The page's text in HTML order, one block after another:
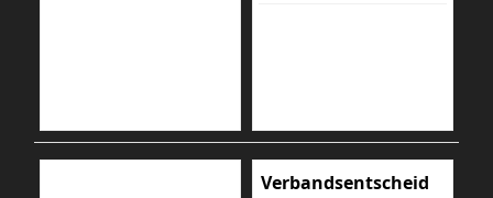
Verbandsentscheid